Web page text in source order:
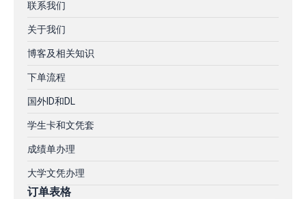
联系我们
关于我们
博客及相关知识
下单流程
国外ID和DL
学生卡和文凭套
成绩单办理
大学文凭办理
订单表格